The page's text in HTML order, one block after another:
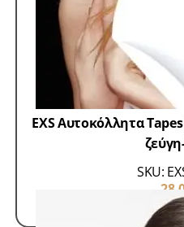
Hair Extensions 100%
100%
EXS Aυτοκόλλητα
SKU:
ΠΡΟΣΘΗΚΗ